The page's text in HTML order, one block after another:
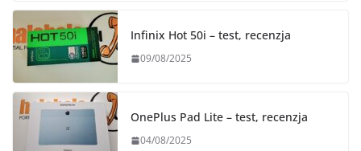
Infinix Hot 50i – test, recenzja
09/08/2025
OnePlus Pad Lite – test, recenzja
04/08/2025